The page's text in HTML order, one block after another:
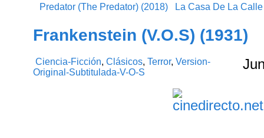
Predator (The Predator) (2018) La Casa De La
Frankenstein (V.O.S) (1931)
Ciencia-Ficción,Clásicos,Terror,Version-
Original-Subtitulada-V-O-S